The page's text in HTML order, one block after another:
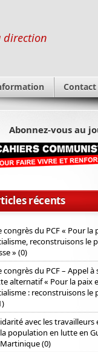
direction
Contact
Abonnez-vous au
récents
congrès du PCF « Pour la
reconstruisons le
» (0)
congrès du PCF – Appel
alternatif « Pour la paix
: reconstruisons le
avec les travailleurs
population en lutte en
(0)